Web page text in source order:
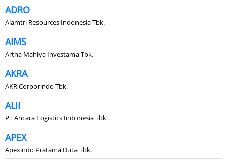
ADRO
Alamtri Resources Indonesia Tbk.
AIMS
Artha Mahiya Investama Tbk.
AKRA
AKR Corporindo Tbk.
ALII
PT Ancara Logistics Indonesia Tbk
APEX
Apexindo Pratama Duta Tbk.